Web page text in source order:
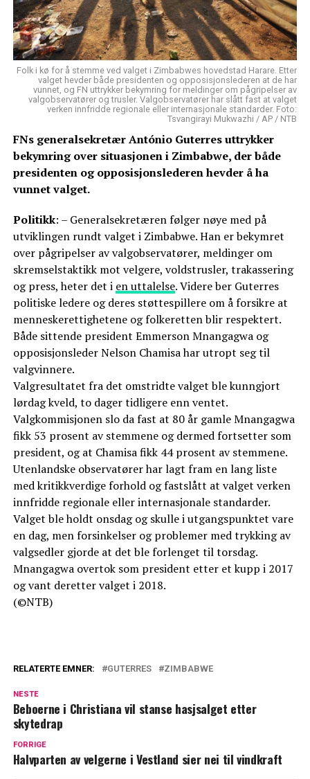
Folk i kø for å stemme ved valget i Zimbabwes hovedstad Harare. Etter
valget hevder både presidenten og opposisjonslederen at de har
vunnet, og FN uttrykker bekymring for meldinger om pågripelser av
valgobservatører og trusler. Valgobservatører har slått fast at valget
verken innfridde regionale eller internasjonale standarder. Foto:
Tsvangirayi Mukwazhi / AP / NTB
FNs generalsekretær António Guterres uttrykker
bekymring over situasjonen i Zimbabwe, der både
presidenten og opposisjonslederen hevder å ha
vunnet valget.
Politikk: – Generalsekretæren følger nøye med på
utviklingen rundt valget i Zimbabwe. Han er bekymret
over pågripelser av valgobservatører, meldinger om
skremselstaktikk mot velgere, voldstrusler, trakassering
og press, heter det i en uttalelse. Videre ber Guterres
politiske ledere og deres støttespillere om å forsikre at
menneskerettighetene og folkeretten blir respektert.
Både sittende president Emmerson Mnangagwa og
opposisjonsleder Nelson Chamisa har utropt seg til
valgvinnere.
Valgresultatet fra det omstridte valget ble kunngjort
lørdag kveld, to dager tidligere enn ventet.
Valgkommisjonen slo da fast at 80 år gamle Mnangagwa
fikk 53 prosent av stemmene og dermed fortsetter som
president, og at Chamisa fikk 44 prosent av stemmene.
Utenlandske observatører har lagt fram en lang liste
med kritikkverdige forhold og fastslått at valget verken
innfridde regionale eller internasjonale standarder.
Valget ble holdt onsdag og skulle i utgangspunktet vare
en dag, men forsinkelser og problemer med trykking av
valgsedler gjorde at det ble forlenget til torsdag.
Mnangagwa overtok som president etter et kupp i 2017
og vant deretter valget i 2018.
(©NTB)
RELATERTE EMNER: GUTERRES ZIMBABWE
NESTE
Beboerne i Christiana vil stanse hasjsalget etter
skytedrap
FORRIGE
Halvparten av velgerne i Vestland sier nei til vindkraft